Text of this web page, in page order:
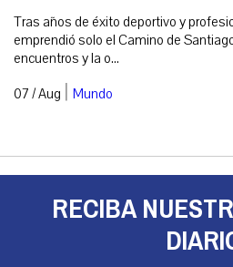
Tras años de éxito deportivo y
emprendió solo el Camino de
encuentros y la o...
07 / Aug | Mundo
RECIBA